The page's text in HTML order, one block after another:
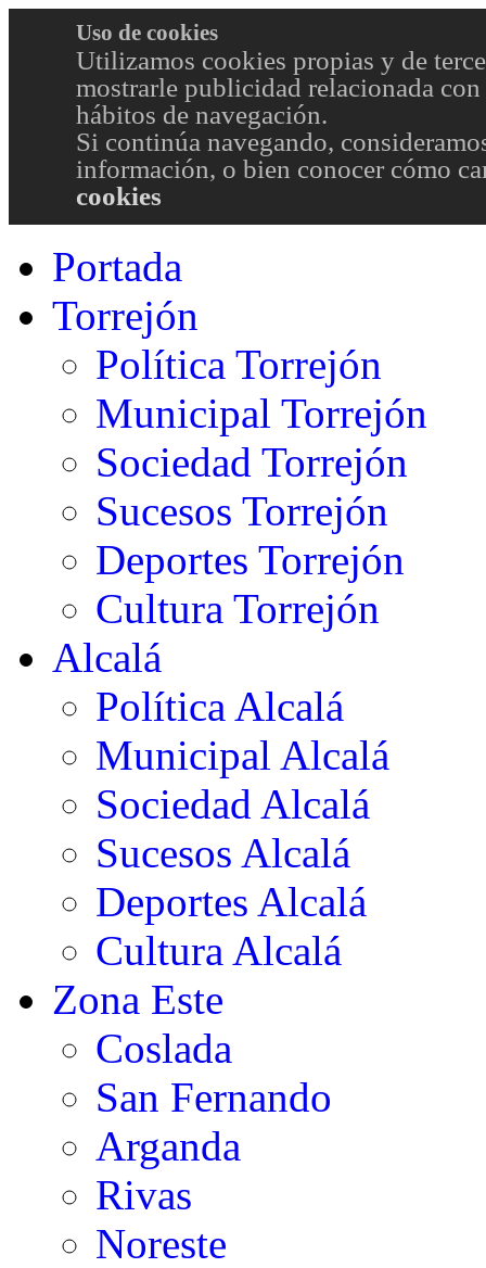
Uso de cookies
Utilizamos cookies propias y de
mostrarle publicidad relacionada
hábitos de navegación.
Si continúa navegando,
información, o bien conocer cómo
cookies
Portada
Torrejón
Política Torrejón
Municipal Torrejón
Sociedad Torrejón
Sucesos Torrejón
Deportes Torrejón
Cultura Torrejón
Alcalá
Política Alcalá
Municipal Alcalá
Sociedad Alcalá
Sucesos Alcalá
Deportes Alcalá
Cultura Alcalá
Zona Este
Coslada
San Fernando
Arganda
Rivas
Noreste